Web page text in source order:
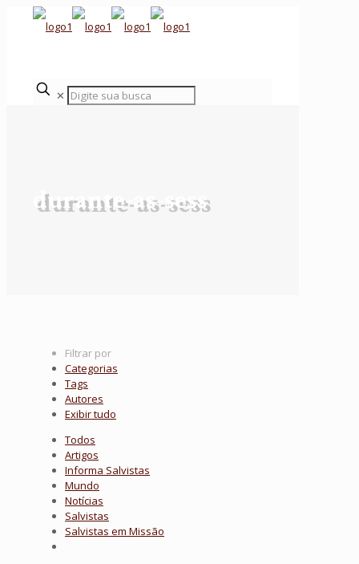
✕
durante-as-sess
Filtrar por
Categorias
Tags
Autores
Exibir tudo
Todos
Artigos
Informa Salvistas
Mundo
Notícias
Salvistas
Salvistas em Missão